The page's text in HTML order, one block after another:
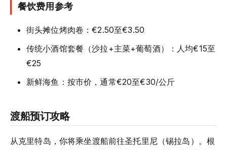
餐饮费用参考
街头摊位烤肉卷：€2.50至€3.50
传统小酒馆套餐（沙拉+主菜+葡萄酒）：人均€15至
€25
新鲜海鱼：按市价，通常€20至€30/公斤
渡船预订攻略
从克里特岛，你将乘坐渡船前往圣托里尼（锡拉岛）。根